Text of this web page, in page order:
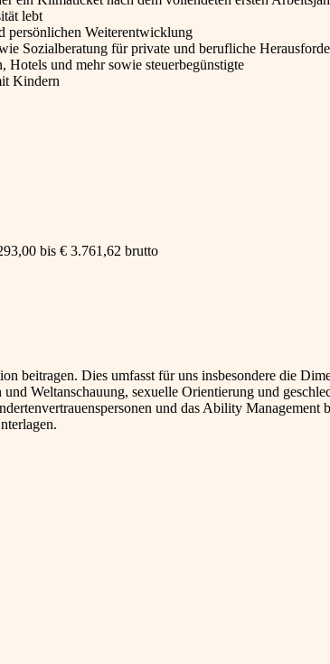
lebt
persönlichen Weiterentwicklung
Sozialberatung für private und berufliche
Hotels und mehr sowie steuerbegünstigte
Kindern
bis € 3.761,62 brutto
beitragen. Dies umfasst für uns insbesondere die
Weltanschauung, sexuelle Orientierung und
und das Ability Management